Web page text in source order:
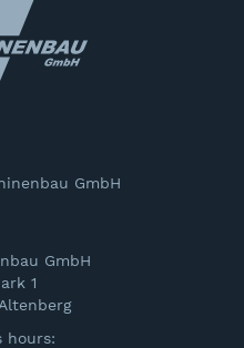
GmbH
GmbH
1
hours: